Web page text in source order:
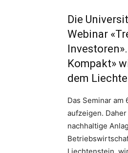
Die
Webinar
Kompakt»
dem
Das Seminar
aufzeigen.
nachhaltige